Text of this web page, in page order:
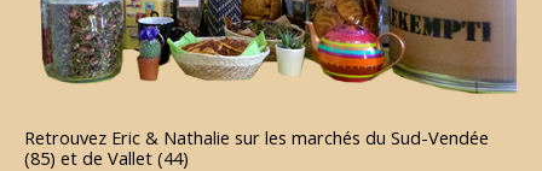
Retrouvez Eric & Nathalie sur les marchés du Sud-Vendée
(85) et de Vallet (44)